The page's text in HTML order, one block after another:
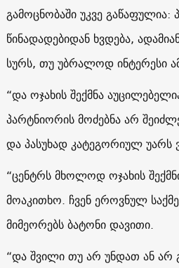
გამოცნობაში უკვე გაწაფულია:
წინადადებიდან ხვდება,
სურს, თუ უბრალოდ ინტერესი
“და ოჯახის შექმნა
პარტნიორის მოძებნა არ
და პასუხად კატეგორიულ უარს
“ცენტრს მხოლოდ ოჯახის
მოაკითხო. ჩვენ ეროვნულ
მიმეორებს ბატონი დავითი.
“და შვილი თუ არ უნდათ ან არ